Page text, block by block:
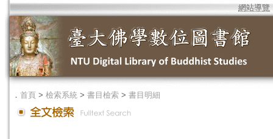
網站導覽
． 首頁 > 檢索系統 > 書目檢索 > 書目明細